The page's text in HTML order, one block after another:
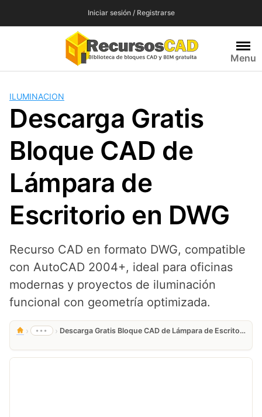
Iniciar sesión / Registrarse
Menu
ILUMINACION
Descarga Gratis
Bloque CAD de
Lámpara de
Escritorio en DWG
Recurso CAD en formato DWG, compatible
con AutoCAD 2004+, ideal para oficinas
modernas y proyectos de iluminación
funcional con geometría optimizada.
› ••• › Descarga Gratis Bloque CAD de Lámpara de Escritorio en DWG